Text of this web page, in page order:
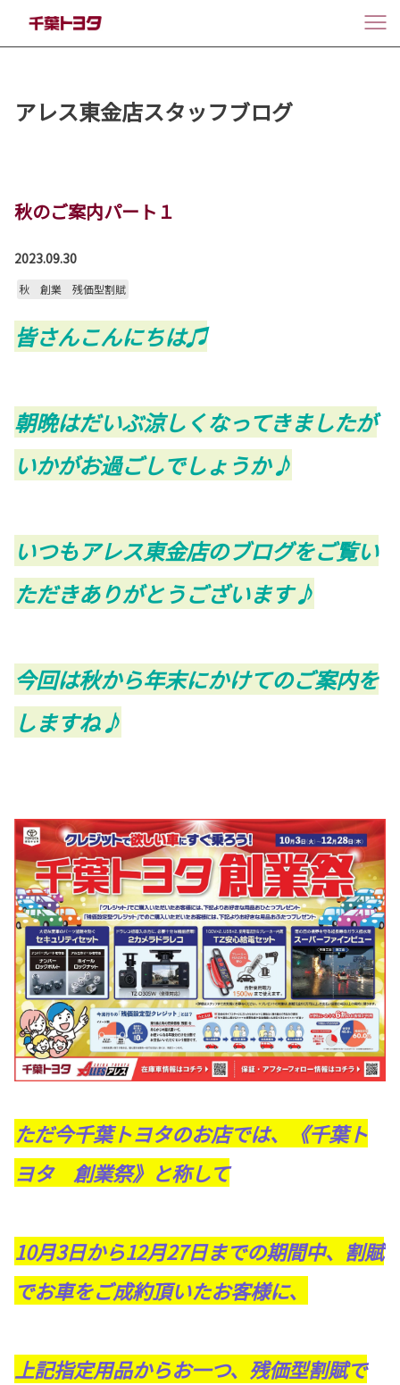
アレス東金店スタッフブログ
秋のご案内パート１
2023.09.30
秋 創業 残価型割賦
皆さんこんにちは♫
朝晩はだいぶ涼しくなってきましたが
いかがお過ごしでしょうか♪
いつもアレス東金店のブログをご覧い
ただきありがとうございます♪
今回は秋から年末にかけてのご案内を
しますね♪
ただ今千葉トヨタのお店では、《千葉ト
ヨタ 創業祭》と称して
10月3日から12月27日までの期間中、割賦
でお車をご成約頂いたお客様に、
上記指定用品からお一つ、残価型割賦で